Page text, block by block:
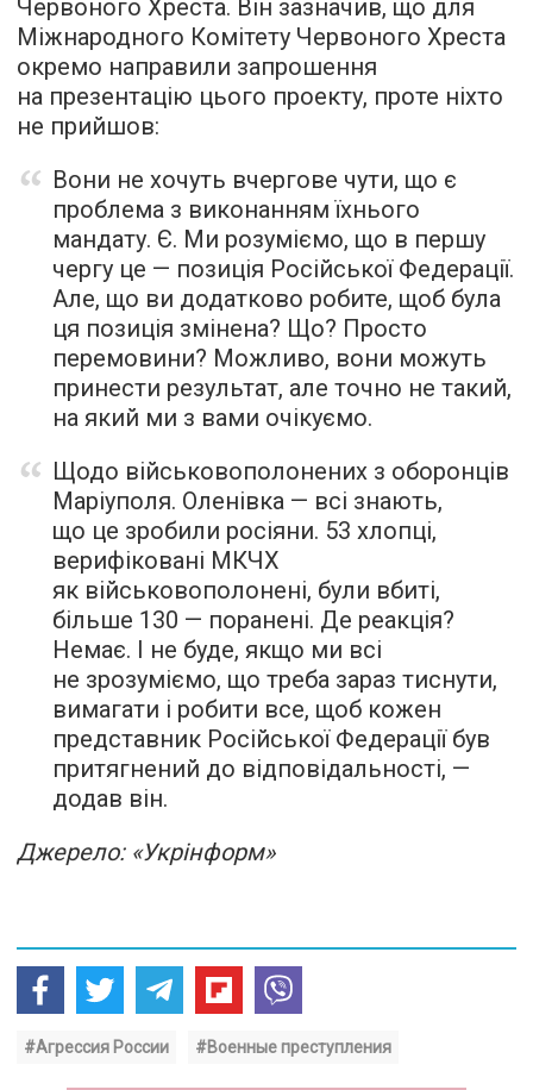
Червоного Хреста. Він зазначив, що для
Міжнародного Комітету Червоного Хреста
окремо направили запрошення
на презентацію цього проекту, проте ніхто
не прийшов:
Вони не хочуть вчергове чути, що є
проблема з виконанням їхнього
мандату. Є. Ми розуміємо, що в першу
чергу це — позиція Російської Федерації.
Але, що ви додатково робите, щоб була
ця позиція змінена? Що? Просто
перемовини? Можливо, вони можуть
принести результат, але точно не такий,
на який ми з вами очікуємо.
Щодо військовополонених з оборонців
Маріуполя. Оленівка — всі знають,
що це зробили росіяни. 53 хлопці,
верифіковані МКЧХ
як військовополонені, були вбиті,
більше 130 — поранені. Де реакція?
Немає. І не буде, якщо ми всі
не зрозуміємо, що треба зараз тиснути,
вимагати і робити все, щоб кожен
представник Російської Федерації був
притягнений до відповідальності, —
додав він.
Джерело: «Укрінформ»
#Агрессия России #Военные преступления